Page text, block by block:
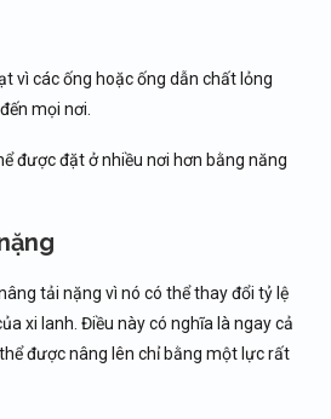
động như thế nào?
sản phẩm sử dụng hệ thống
vì các ống hoặc ống dẫn chất lỏng
mọi nơi.
được đặt ở nhiều nơi hơn bằng năng
tải nặng vì nó có thể thay đổi tỷ lệ
xi lanh. Điều này có nghĩa là ngay cả
được nâng lên chỉ bằng một lực rất